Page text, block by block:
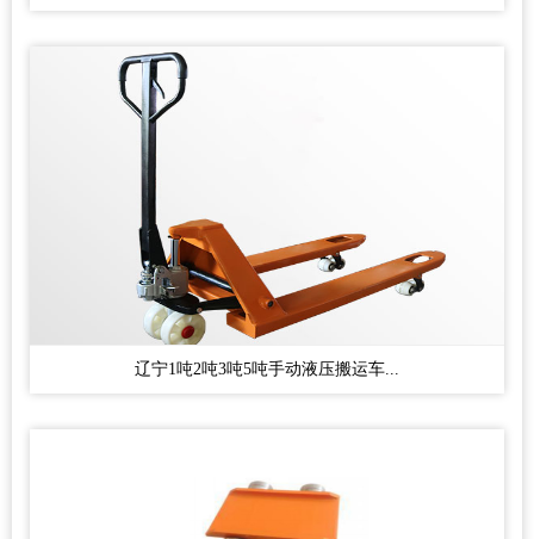
辽宁1吨2吨3吨5吨手动液压搬运车...